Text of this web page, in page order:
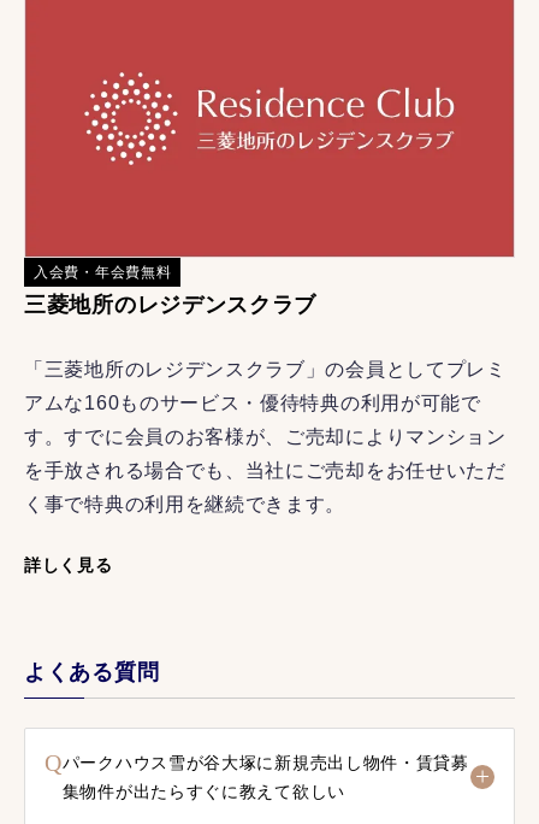
入会費・年会費無料
三菱地所のレジデンスクラブ
「三菱地所のレジデンスクラブ」の会員としてプレミ
アムな160ものサービス・優待特典の利用が可能で
す。すでに会員のお客様が、ご売却によりマンション
を手放される場合でも、当社にご売却をお任せいただ
く事で特典の利用を継続できます。
詳しく見る
よくある質問
Qパークハウス雪が谷大塚に新規売出し物件・賃貸募
集物件が出たらすぐに教えて欲しい